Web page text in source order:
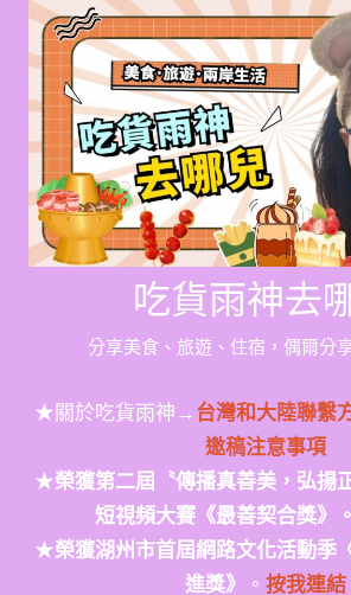
Skip
content
吃貨雨神去
分享美食、旅遊、住宿，偶爾分
★關於吃貨雨神→台灣和大陸聯繫
邀稿注意事項
★榮獲第二屆〝傳播真善美，弘揚
短視頻大賽《最善契合獎》。
★榮獲湖州市首屆網路文化活動季
進獎》
。 按我連結